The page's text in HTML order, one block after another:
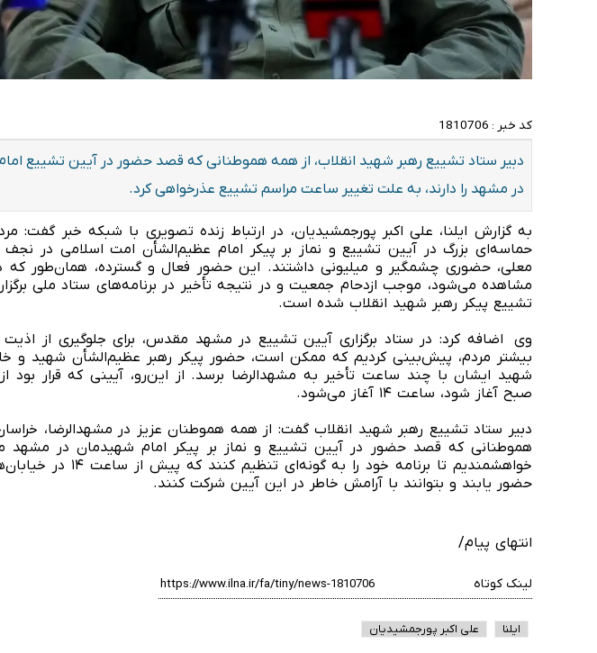
کد خبر : 1810706
دبیر ستاد تشییع رهبر شهید انقلاب، از همه هموطنانی که قصد حضور در آیین تشییع
در مشهد را دارند، به علت تغییر ساعت مراسم تشییع عذرخواهی کرد.
به گزارش ایلنا، علی اکبر پورجمشیدیان، در ارتباط زنده تصویری با شبکه خبر گفت:
حماسه‌ای بزرگ در آیین تشییع و نماز بر پیکر امام عظیم‌الشأن امت اسلامی در نجف
معلی، حضوری چشمگیر و میلیونی داشتند. این حضور فعال و گسترده، همان‌طور که
مشاهده می‌شود، موجب ازدحام جمعیت و در نتیجه تأخیر در برنامه‌های ستاد ملی
تشییع پیکر رهبر شهید انقلاب شده است.
وی اضافه کرد: در ستاد برگزاری آیین تشییع در مشهد مقدس، برای جلوگیری از
بیشتر مردم، پیش‌بینی کردیم که ممکن است، حضور پیکر رهبر عظیم‌الشأن شهید و
صبح آغاز شود، ساعت ۱۴ آغاز می‌شود.
دبیر ستاد تشییع رهبر شهید انقلاب گفت: از همه هموطنان عزیز در مشهدالرضا،
هموطنانی که قصد حضور در آیین تشییع و نماز بر پیکر امام شهیدمان در مشهد
خواهشمندیم تا برنامه خود را به
حضور یابند و بتوانند با آرامش خاطر در این آیین شرکت کنند.
انتهای پیام/
لینک کوتاه
ایلنا علی اکبر پورجمشیدیان